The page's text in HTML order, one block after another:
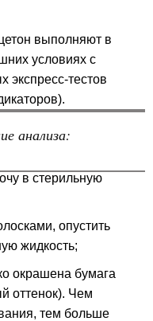
выполняют в
условиях с
экспресс-тестов
анализа:
в стерильную
опустить
жидкость;
окрашена бумага
оттенок). Чем
тем больше